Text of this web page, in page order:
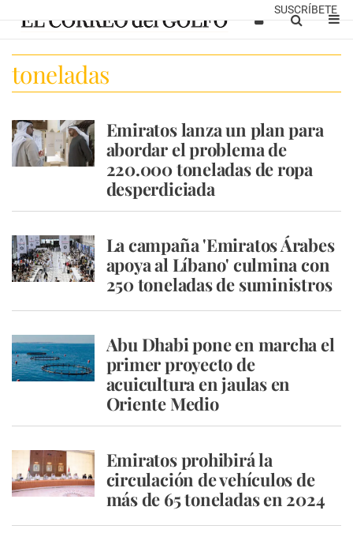
SUSCRÍBETE
toneladas
Emiratos lanza un plan para
abordar el problema de
220.000 toneladas de ropa
desperdiciada
La campaña 'Emiratos Árabes
apoya al Líbano' culmina con
250 toneladas de suministros
Abu Dhabi pone en marcha el
primer proyecto de
acuicultura en jaulas en
Oriente Medio
Emiratos prohibirá la
circulación de vehículos de
más de 65 toneladas en 2024